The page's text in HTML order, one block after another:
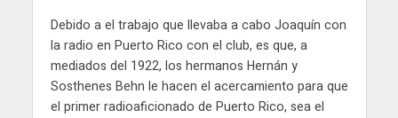
Debido a el trabajo que llevaba a cabo Joaquín con
la radio en Puerto Rico con el club, es que, a
mediados del 1922, los hermanos Hernán y
Sosthenes Behn le hacen el acercamiento para que
el primer radioaficionado de Puerto Rico, sea el